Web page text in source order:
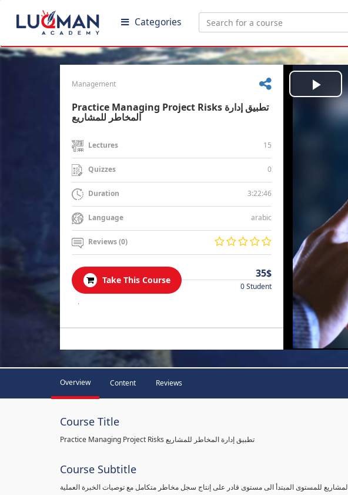
Categories
Management
Practice Managing Project Risks تطبيق إدارة
المخاطر للمشاريع
Lectures 15
Quizzes 0
Duration 3:22:46
Language arabic
Reviews (0)
Take This Course
35$
0 Student
.
Overview Content Reviews
Course Title
Practice Managing Project Risks تطبيق إدارة المخاطر للمشاريع
Course Subtitle
للمستوى المبتدأ الى مستوى قادر على إنتاج سجل مخاطر متكامل مع توصيات الخبرة العملية